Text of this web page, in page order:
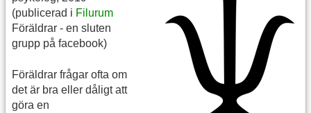
(publicerad i Filurum
Föräldrar - en sluten
grupp på facebook)
Föräldrar frågar ofta om
det är bra eller dåligt att
göra en